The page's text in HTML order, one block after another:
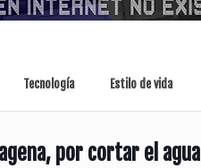
Tecnología Estilo de vida
por cortar el agua